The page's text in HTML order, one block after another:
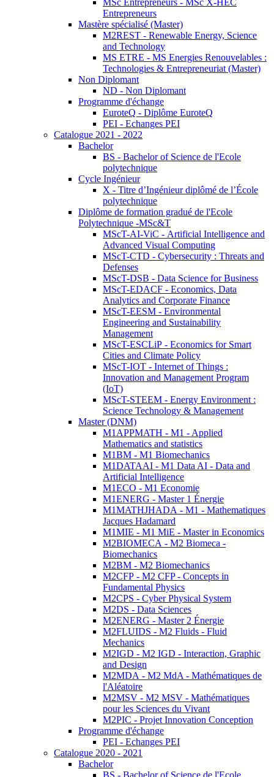
MSc Entrepreneurs - MSc X-HEC
Entrepreneurs
Mastère spécialisé (Master)
M2REST - Renewable Energy, Science
and Technology
MS ETRE - MS Energies Renouvelables :
Technologies & Entrepreneuriat (Master)
Non Diplomant
ND - Non Diplomant
Programme d'échange
EuroteQ - Diplôme EuroteQ
PEI - Echanges PEI
Catalogue 2021 - 2022
Bachelor
BS - Bachelor of Science de l'Ecole
polytechnique
Cycle Ingénieur
X - Titre d’Ingénieur diplômé de l’École
polytechnique
Diplôme de formation gradué de l'Ecole
Polytechnique -MSc&T
MScT-AI-ViC - Artificial Intelligence and
Advanced Visual Computing
MScT-CTD - Cybersecurity : Threats and
Defenses
MScT-DSB - Data Science for Business
MScT-EDACF - Economics, Data
Analytics and Corporate Finance
MScT-EESM - Environmental
Engineering and Sustainability
Management
MScT-ESCLiP - Economics for Smart
Cities and Climate Policy
MScT-IOT - Internet of Things :
Innovation and Management Program
(IoT)
MScT-STEEM - Energy Environment :
Science Technology & Management
Master (DNM)
M1APPMATH - M1 - Applied
Mathematics and statistics
M1BM - M1 Biomechanics
M1DATAAI - M1 Data AI - Data and
Artificial Intelligence
M1ECO - M1 Economie
M1ENERG - Master 1 Énergie
M1MATHJHADA - M1 - Mathematiques
Jacques Hadamard
M1MIE - M1 MiE - Master in Economics
M2BIOMECA - M2 Biomeca -
Biomechanics
M2BM - M2 Biomechanics
M2CFP - M2 CFP - Concepts in
Fundamental Physics
M2CPS - Cyber Physical System
M2DS - Data Sciences
M2ENERG - Master 2 Énergie
M2FLUIDS - M2 Fluids - Fluid
Mechanics
M2IGD - M2 IGD - Interaction, Graphic
and Design
M2MDA - M2 MdA - Mathématiques de
l'Aléatoire
M2MSV - M2 MSV - Mathématiques
pour les Sciences du Vivant
M2PIC - Projet Innovation Conception
Programme d'échange
PEI - Echanges PEI
Catalogue 2020 - 2021
Bachelor
BS - Bachelor of Science de l'Ecole